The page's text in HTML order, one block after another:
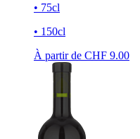
• 75cl
• 150cl
À partir de CHF 9.00